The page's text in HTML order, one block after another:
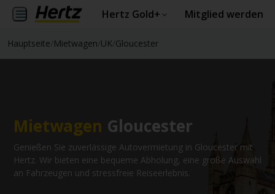
Hertz Gold+ Mitglied werden
Hauptseite Mietwagen UK Gloucester
Mietwagen Gloucester
Genießen Sie zuverlässige Autovermietung in Gloucester mit
Hertz. Wir bieten eine bequeme Abholung, eine große Auswahl
an Fahrzeugen und stressfreie Reiseerlebnis.